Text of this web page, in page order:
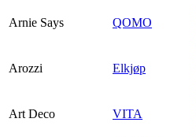
Arnie Says QOMO
Arozzi Elkjøp
Art Deco VITA